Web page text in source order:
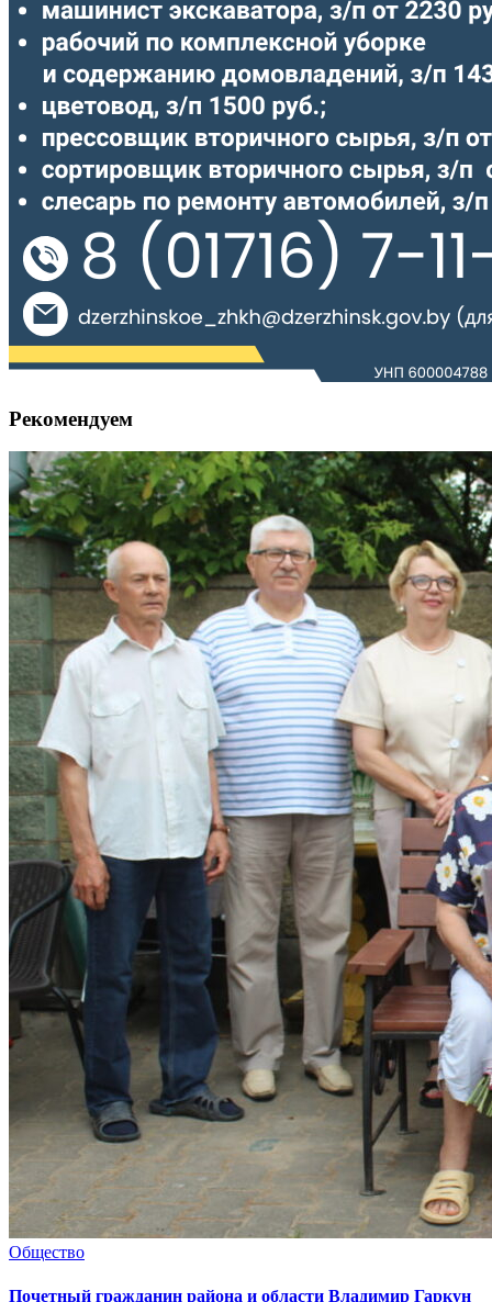
Рекомендуем
Общество
Почетный гражданин района и области Владимир Гаркун